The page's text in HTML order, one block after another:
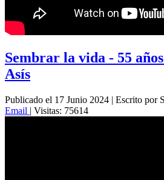
Sembrar la vida - 55
Asís
Publicado el 17 Junio 2024 | Escrito por
Email | Visitas: 75614